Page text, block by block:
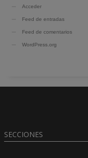
Acceder
Feed de entradas
Feed de comentarios
WordPress.org
SECCIONES